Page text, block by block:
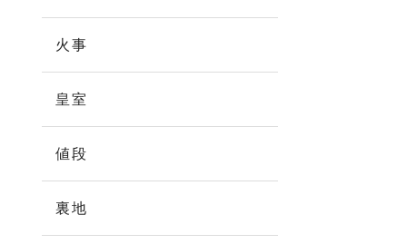
火事
皇室
値段
裏地